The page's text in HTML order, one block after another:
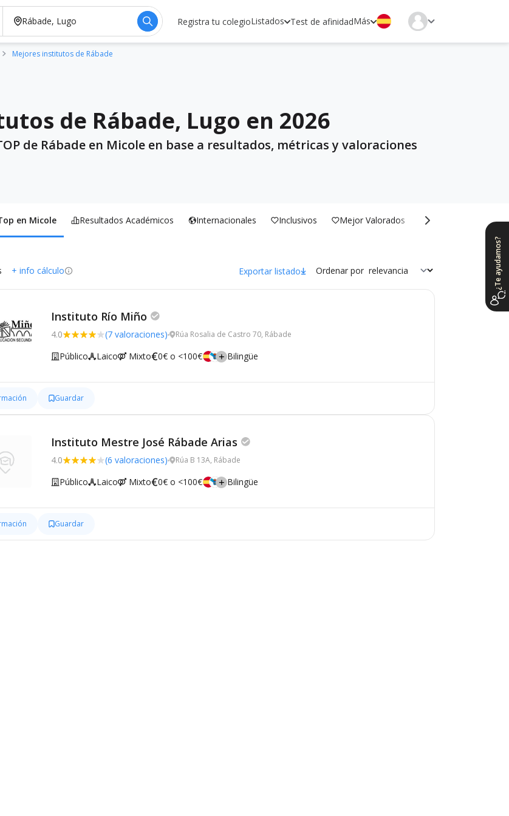
Registra tu colegioListados Test de afinidadMás
Mejores institutos de Rábade
de Rábade, Lugo en 2026
de Rábade en Micole en base a resultados, métricas y valoraciones
en Micole Resultados Académicos Internacionales Inclusivos Mejor Valorados
+ info cálculo Exportar listado Ordenar por
Instituto Río Miño
4.0 (7 valoraciones) Rúa Rosalia de Castro 70, Rábade
Público Laico Mixto 0€ o <100€ Bilingüe
Guardar
Instituto Mestre José Rábade Arias
4.0 (6 valoraciones) Rúa B 13A, Rábade
Público Laico Mixto 0€ o <100€ Bilingüe
Guardar
¿Te ayudamos?